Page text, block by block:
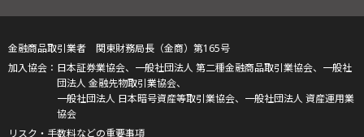
金融商品取引業者 関東財務局長（金商）第165号
日本証券業協会、一般社団法人 第二種金融商品取引業協会、一般社
団法人 金融先物取引業協会、
一般社団法人 日本暗号資産等取引業協会、一般社団法人 資産運用業
協会
リスク・手数料などの重要事項